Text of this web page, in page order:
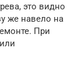
это видно
же навело на
При